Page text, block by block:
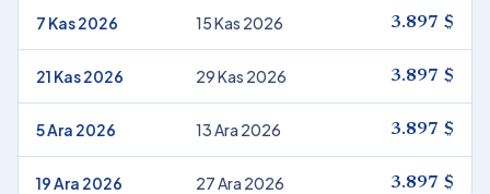
7 Kas 2026 15 Kas 2026 3.897 $
21 Kas 2026 29 Kas 2026 3.897 $
5 Ara 2026 13 Ara 2026 3.897 $
19 Ara 2026 27 Ara 2026 3.897 $